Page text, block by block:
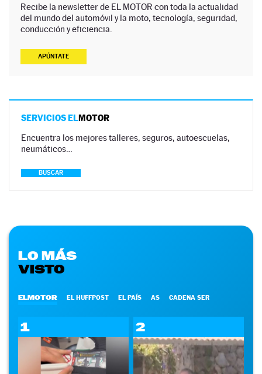
Recibe la newsletter de EL MOTOR con toda la actualidad
del mundo del automóvil y la moto, tecnología, seguridad,
conducción y eficiencia.
APÚNTATE
SERVICIOS ELMOTOR
Encuentra los mejores talleres, seguros, autoescuelas,
neumáticos…
BUSCAR
LO MÁS
VISTO
ELMOTOR EL HUFFPOST EL PAÍS AS CADENA SER
1 2